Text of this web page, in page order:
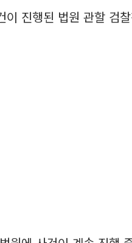
진행된 법원 관할 검